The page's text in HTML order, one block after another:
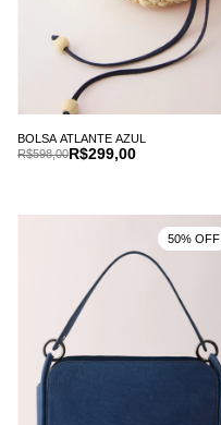
BOLSA ATLANTE AZUL
R$299,00
R$598,00
50% OFF